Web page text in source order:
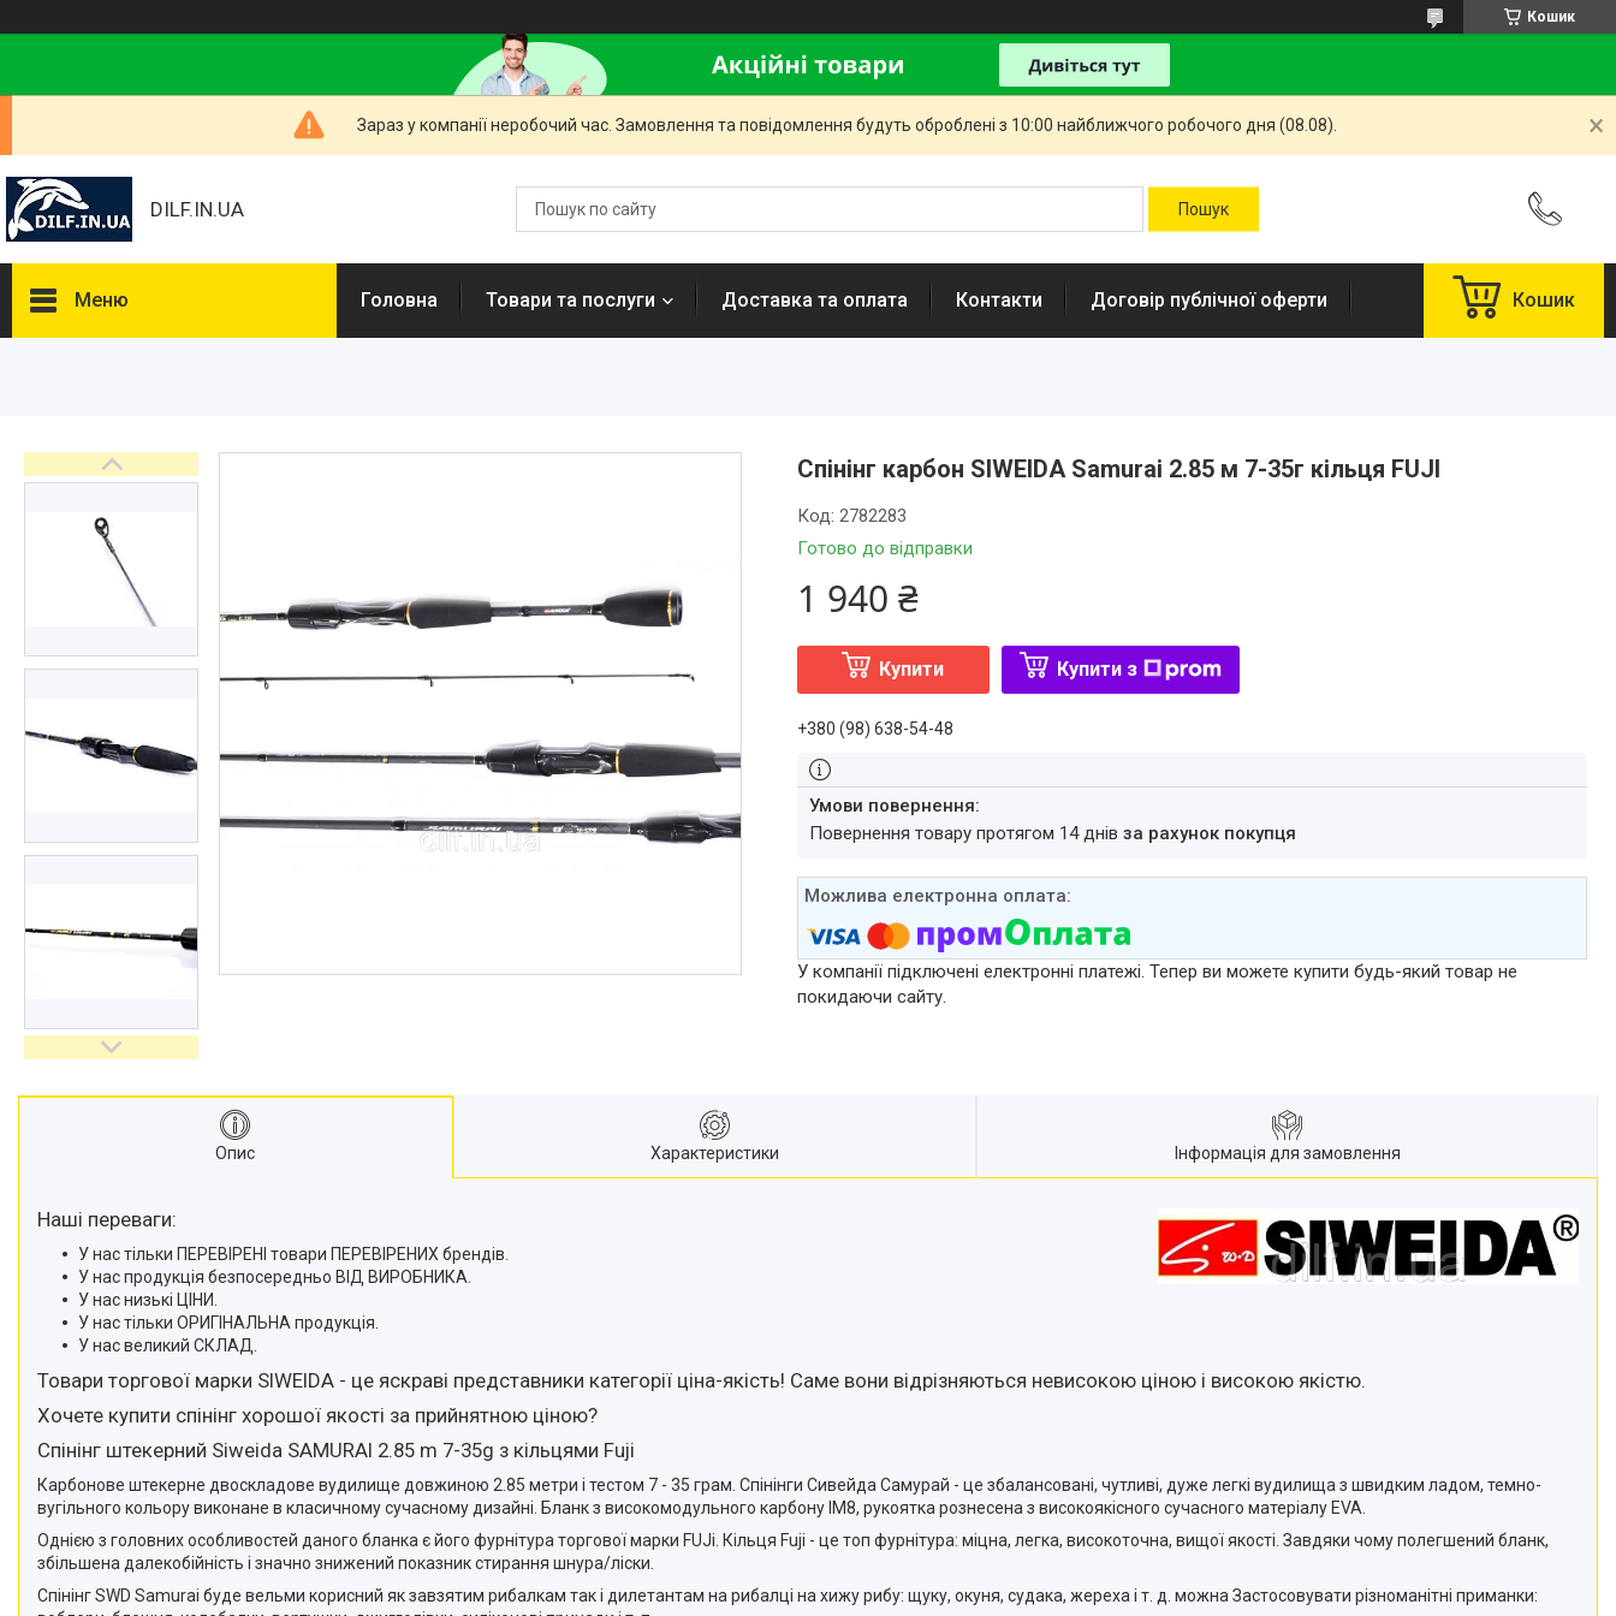
Кошик
Зараз у компанії неробочий час. Замовлення та повідомлення будуть оброблені з 10:00 найближчого робочого дня (08.08).
DILF.IN.UA
Меню
Рибальські снасті
РОЗПРОДАЖ! Мега знижки!
Доставка та оплата
Повернення та обмін
Головна Товари та послуги Доставка та оплата Контакти Договір публічної оферти Кошик
Спінінг карбон SIWEIDA Samurai 2.85 м 7-35г кільця FUJI
Готово до відправки
Код: 2782283
1 940 ₴
Купити Купити з
+380 (98) 638-54-48
повернення товару протягом 14 днів за рахунок покупця
У компанії підключені електронні платежі. Тепер ви можете купити будь-який товар не
покидаючи сайту.
Опис Характеристики Інформація для замовлення
Наші переваги:
У нас тільки ПЕРЕВІРЕНІ товари ПЕРЕВІРЕНИХ брендів.
У нас продукція безпосередньо ВІД ВИРОБНИКА.
У нас низькі ЦІНИ.
У нас тільки ОРИГІНАЛЬНА продукція.
У нас великий СКЛАД.
Товари торгової марки SIWEIDA - це яскраві представники категорії ціна-якість! Саме вони відрізняються невисокою ціною і високою якістю.
Хочете купити спінінг хорошої якості за прийнятною ціною?
Спінінг штекерний Siweida SAMURAI 2.85 m 7-35g з кільцями Fuji
Карбонове штекерне двоскладове вудилище довжиною 2.85 метри і тестом 7 - 35 грам. Спінінги Сивейда Самурай - це збалансовані, чутливі, дуже легкі вудилища з швидким ладом, темно-
вугільного кольору виконане в класичному сучасному дизайні. Бланк з високомодульного карбону IM8, рукоятка рознесена з високоякісного сучасного матеріалу EVA.
Однією з головних особливостей даного бланка є його фурнітура торгової марки FUJi. Кільця Fuji - це топ фурнітура: міцна, легка, високоточна, вищої якості. Завдяки чому полегшений бланк,
збільшена далекобійність і значно знижений показник стирання шнура/ліски.
Спінінг SWD Samurai буде вельми корисний як завзятим рибалкам так і дилетантам на рибалці на хижу рибу: щуку, окуня, судака, жереха і т. д. можна Застосовувати різноманітні приманки: